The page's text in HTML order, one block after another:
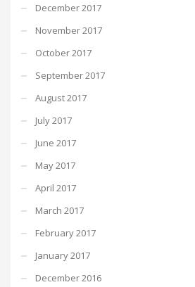
December 2017
November 2017
October 2017
September 2017
August 2017
July 2017
June 2017
May 2017
April 2017
March 2017
February 2017
January 2017
December 2016